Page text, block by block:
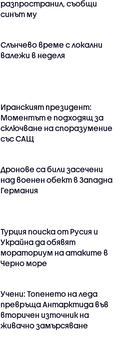
разпространил, съобщи
синът му
Слънчево време с локални
валежи в неделя
Иранският президент:
Моментът е подходящ за
сключване на споразумение
със САЩ
Дронове са били засечени
над военен обект в Западна
Германия
Турция поиска от Русия и
Украйна да обявят
мораториум на атаките в
Черно море
Учени: Топенето на леда
превръща Антарктида във
вторичен източник на
живачно замърсяване